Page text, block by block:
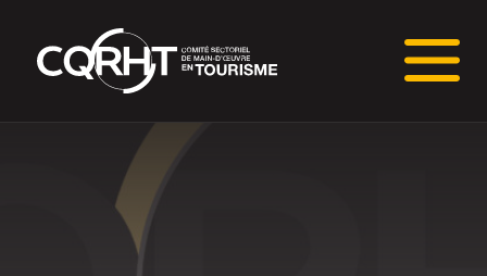
Connaissances stratégiques
Informations sur le marché du travail (IMT)